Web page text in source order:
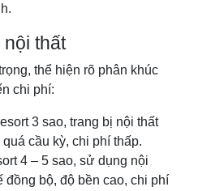
thất
thể hiện rõ phân khúc
chi phí:
3 sao, trang bị nội thất
cầu kỳ, chi phí thấp.
4 – 5 sao, sử dụng nội
đồng bộ, độ bền cao, chi phí